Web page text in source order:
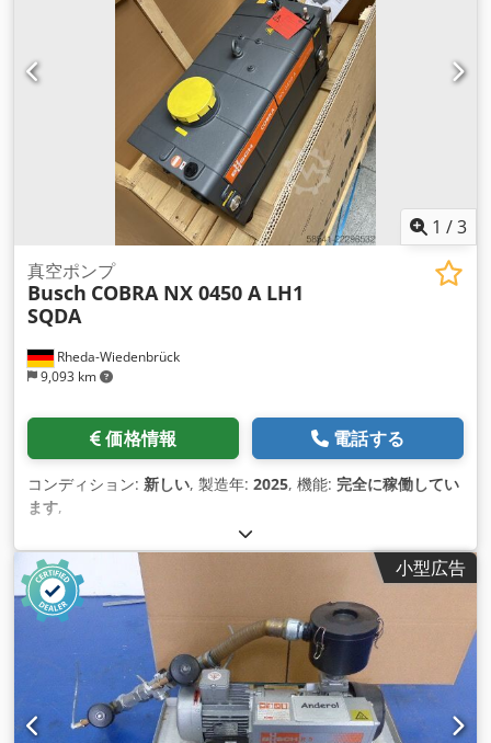
1 /3
Rheda-Wiedenbrück
9,093 km
真空ポンプ
Busch COBRA NX 0450 A LH1
SQDA
価格情報 電話する
コンディション: 新しい, 製造年: 2025, 機能: 完全に稼働してい
ます,
小型広告